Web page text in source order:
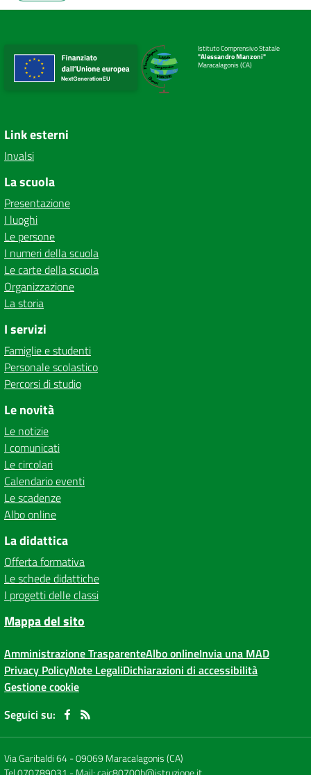
Istituto Comprensivo Statale
"Alessandro Manzoni"
Maracalagonis (CA)
Link esterni
Invalsi
La scuola
Presentazione
I luoghi
Le persone
I numeri della scuola
Le carte della scuola
Organizzazione
La storia
I servizi
Famiglie e studenti
Personale scolastico
Percorsi di studio
Le novità
Le notizie
I comunicati
Le circolari
Calendario eventi
Le scadenze
Albo online
La didattica
Offerta formativa
Le schede didattiche
I progetti delle classi
Mappa del sito
Amministrazione TrasparenteAlbo onlineInvia una MAD
Privacy PolicyNote LegaliDichiarazioni di accessibilità
Gestione cookie
Seguici su:
Via Garibaldi 64-09069 Maracalagonis (CA)